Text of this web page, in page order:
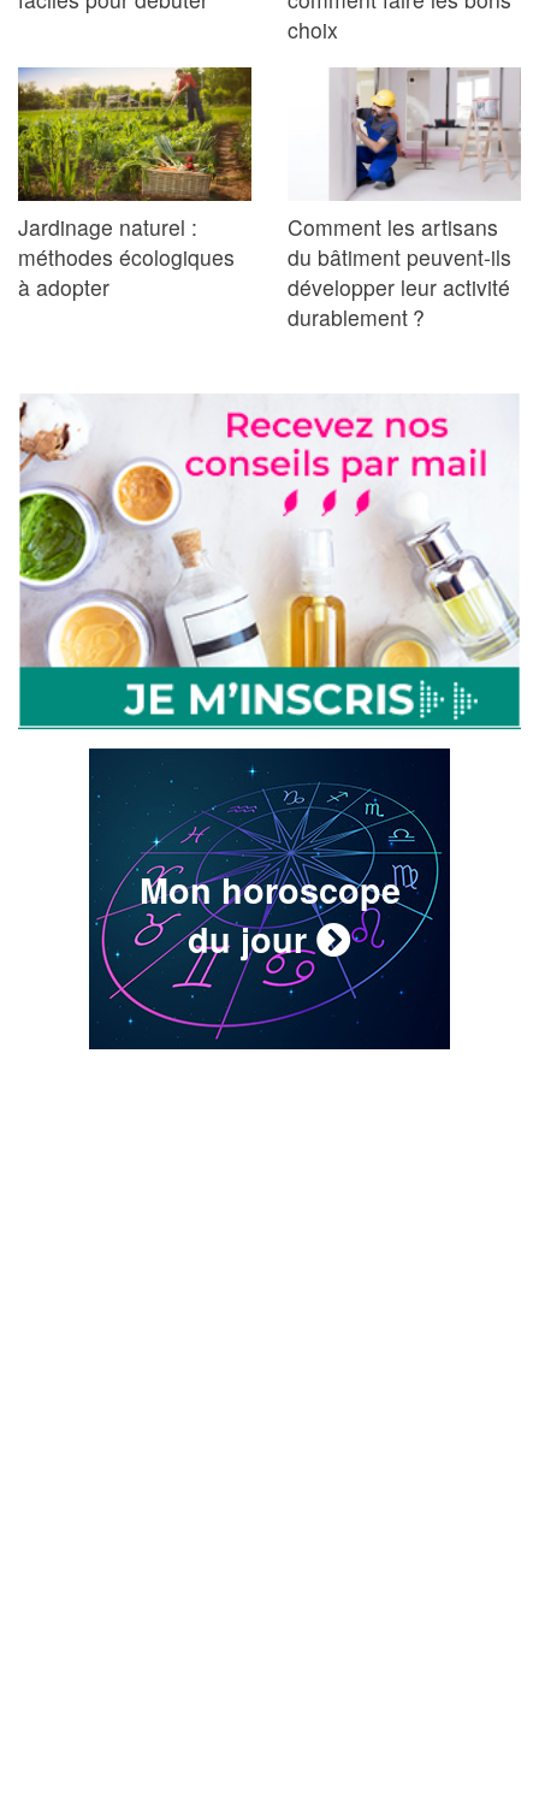
choix
Jardinage naturel :
méthodes écologiques
à adopter
Comment les artisans
du bâtiment peuvent-ils
développer leur activité
durablement ?
Mon horoscope
du jour